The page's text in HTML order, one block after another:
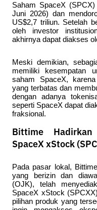
Saham SpaceX
Juni 2026) dan
US$2,7 triliun. Setelah
oleh investor
akhirnya dapat diakses
Meski demikian,
memiliki kesempatan
saham SpaceX,
yang terbatas dan
dengan adanya
seperti SpaceX dapat
fraksional.
Bittime Hadirkan
SpaceX xStock
Pada pasar lokal,
yang berizin dan
(OJK), telah
SpaceX xStock
pilihan produk yang